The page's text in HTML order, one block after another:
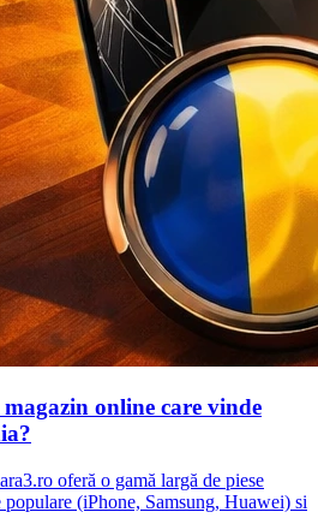
online care vinde
oferă o gamă largă de piese
(iPhone, Samsung, Huawei) si